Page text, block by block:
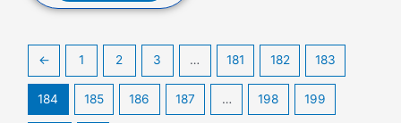
← 1 2 3 … 181 182 183
184 185 186 187 … 198 199